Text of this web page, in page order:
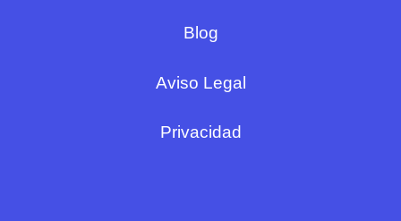
Blog
Aviso Legal
Privacidad